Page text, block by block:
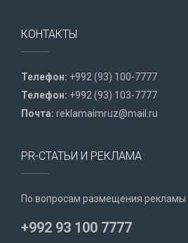
КОНТАКТЫ
Телефон: +992 (93) 100-7777
Телефон: +992 (93) 103-7777
Почта: reklamaimruz@mail.ru
PR-СТАТЬИ И РЕКЛАМА
По вопросам размещения рекламы
+992 93 100 7777